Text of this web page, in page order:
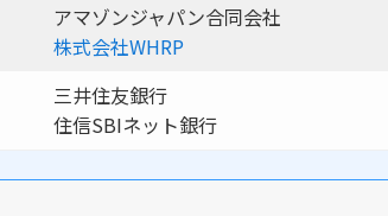
アマゾンジャパン合同会社
株式会社WHRP
三井住友銀行
住信SBIネット銀行